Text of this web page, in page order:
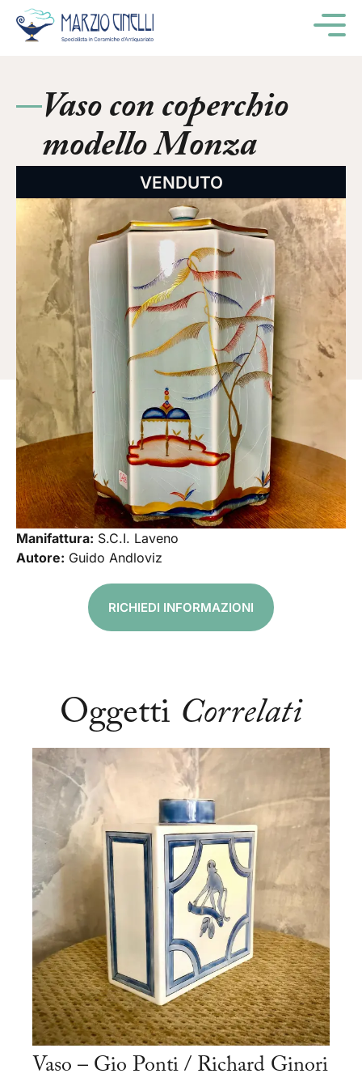
Vaso con coperchio
modello Monza
VENDUTO
Manifattura: S.C.I. Laveno
Autore: Guido Andloviz
RICHIEDI INFORMAZIONI
Oggetti Correlati
Vaso – Gio Ponti / Richard Ginori